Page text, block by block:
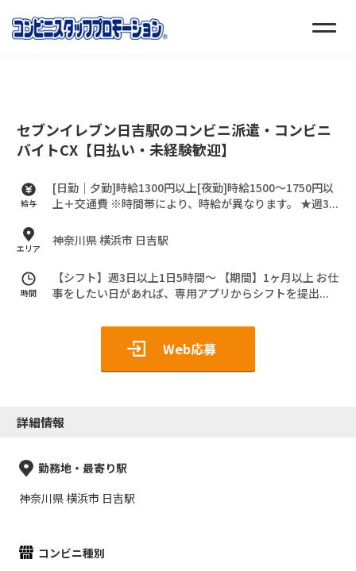
セブンイレブン日吉駅のコンビニ派遣・コンビニ
バイトCX【日払い・未経験歓迎】
給与
[日勤｜夕勤]時給1300円以上[夜勤]時給1500～1750円以
上＋交通費 ※時間帯により、時給が異なります。 ★週3...
エリア 神奈川県 横浜市 日吉駅
時間
【シフト】週3日以上1日5時間～ 【期間】1ヶ月以上 お仕
事をしたい日があれば、専用アプリからシフトを提出...
Web応募
詳細情報
勤務地・最寄り駅
神奈川県 横浜市 日吉駅
コンビニ種別